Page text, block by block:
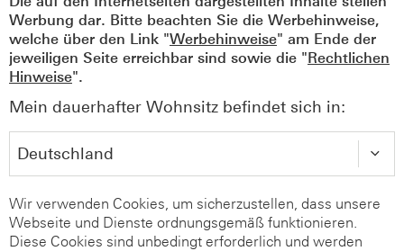
Werbung dar. Bitte beachten Sie die Werbehinweise,
welche über den Link "Werbehinweise" am Ende der
jeweiligen Seite erreichbar sind sowie die "Rechtlichen
Hinweise".
Mein dauerhafter Wohnsitz befindet sich in:
Wir verwenden Cookies, um sicherzustellen, dass unsere
Webseite und Dienste ordnungsgemäß funktionieren.
Diese Cookies sind unbedingt erforderlich und werden